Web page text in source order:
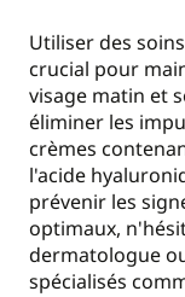
Utiliser des
crucial pour
visage matin et
éliminer les
crèmes
l'acide
prévenir les
optimaux,
dermatologue
spécialisés